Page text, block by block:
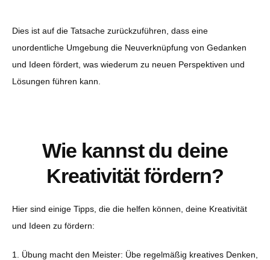
Dies ist auf die Tatsache zurückzuführen, dass eine
unordentliche Umgebung die Neuverknüpfung von Gedanken
und Ideen fördert, was wiederum zu neuen Perspektiven und
Lösungen führen kann.
Wie kannst du deine
Kreativität fördern?
Hier sind einige Tipps, die die helfen können, deine Kreativität
und Ideen zu fördern:
1. Übung macht den Meister: Übe regelmäßig kreatives Denken,